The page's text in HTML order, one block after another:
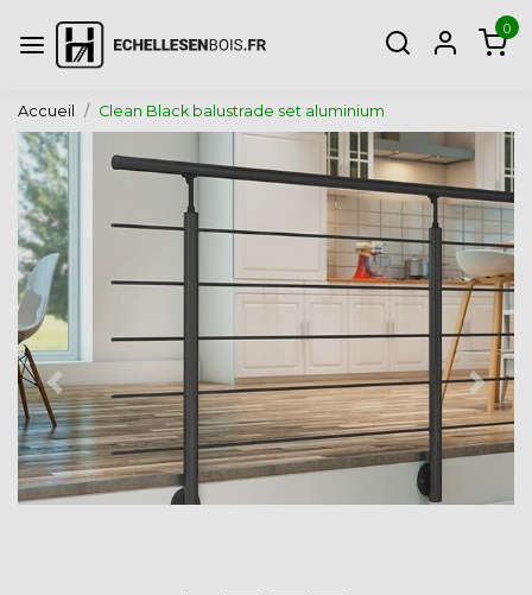
0
Accueil Clean Black balustrade set aluminium
Page précédente Page